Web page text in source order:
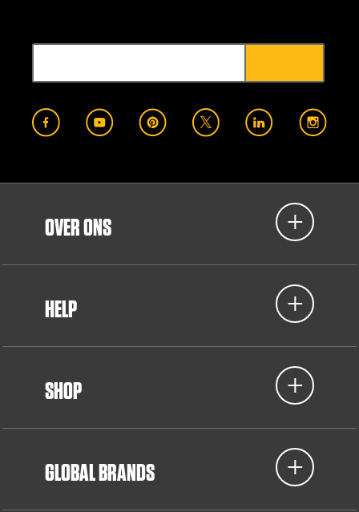
OVER ONS
HELP
SHOP
GLOBAL BRANDS